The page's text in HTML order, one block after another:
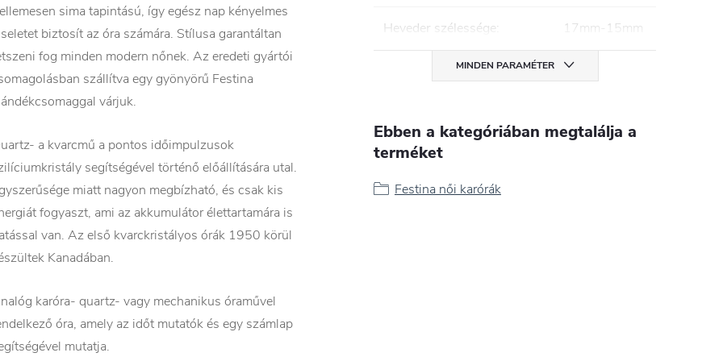
sima tapintású, így egész nap kényelmes
biztosít az óra számára. Stílusa garantáltan
fog minden modern nőnek. Az eredeti gyártói
szállítva egy gyönyörű Festina
várjuk.
a kvarcmű a pontos időimpulzusok
segítségével történő előállítására utal.
miatt nagyon megbízható, és csak kis
fogyaszt, ami az akkumulátor élettartamára is
van. Az első kvarckristályos órák 1950 körül
Kanadában.
karóra- quartz- vagy mechanikus óraművel
óra, amely az időt mutatók és egy számlap
mutatja.
Heveder szélessége: 17mm-15mm
MINDEN PARAMÉTER
Ebben a kategóriában megtalálja a
terméket
Festina női karórák